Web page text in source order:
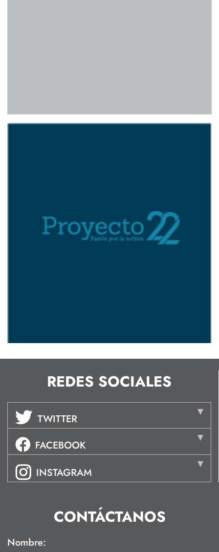
REDES SOCIALES
TWITTER
FACEBOOK
INSTAGRAM
CONTÁCTANOS
Nombre: